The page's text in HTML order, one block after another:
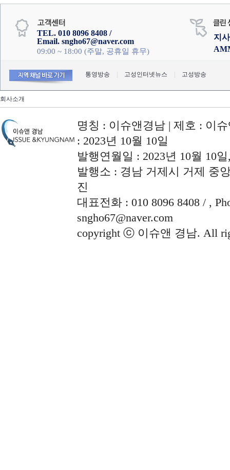
TEL. 010 8096 8408 /
Email. sngho67@naver.com
09:00 ~ 18:00 (주말, 공휴일 휴무)
지
통영방송 고성인터넷뉴스 고성방송
회사소개
명칭 : 이슈앤경남 | 제호 : 이
: 2023년 10월 10일
발행연월일 : 2023년 10월 10
발행소 : 경남 거제시 거제 중
진
대표전화 : 010 8096 8408 / ,
sngho67@naver.com
copyright ⓒ 이슈앤 경남. All